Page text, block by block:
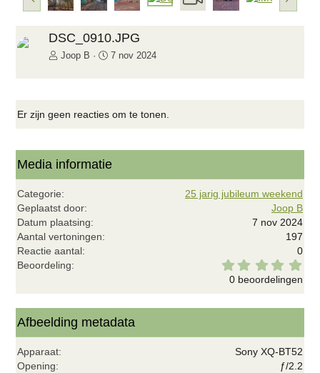
o
o
DSC_0910.JPG
Joop B 7 nov 2024
Er zijn geen reacties om te tonen.
Media informatie
Categorie
25 jarig jubileum weekend
Geplaatst door
Joop B
Datum plaatsing
7 nov 2024
Aantal vertoningen
197
Reactie aantal
0
Beoordeling
s
0 beoordelingen
Afbeelding metadata
Apparaat
Sony XQ-BT52
Opening
ƒ/2.2